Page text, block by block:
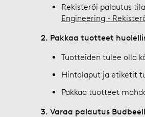
Rekisteröi palautus
Engineering -
2. Pakkaa tuotteet
Tuotteiden tulee olla
Hintalaput ja etiketit
Pakkaa tuotteet
3. Varaa palautus